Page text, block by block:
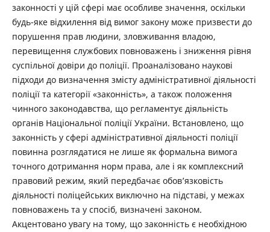
законності у цій сфері має особливе значення, оскільки
будь-яке відхилення від вимог закону може призвести до
порушення прав людини, зловживання владою,
перевищення службових повноважень і зниження рівня
суспільної довіри до поліції. Проаналізовано наукові
підходи до визначення змісту адміністративної діяльності
поліції та категорії «законність», а також положення
чинного законодавства, що регламентує діяльність
органів Національної поліції України. Встановлено, що
законність у сфері адміністративної діяльності поліції
повинна розглядатися не лише як формальна вимога
точного дотримання норм права, але і як комплексний
правовий режим, який передбачає обов’язковість
діяльності поліцейських виключно на підставі, у межах
повноважень та у спосіб, визначені законом.
Акцентовано увагу на тому, що законність є необхідною